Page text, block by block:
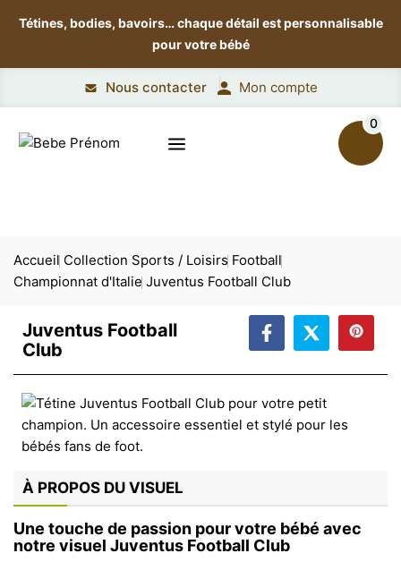
Tétines, bodies, bavoirs…chaque détail est personnalisable
pour votre bébé
Nous contacter Mon compte
0
Accueil Collection Sports / Loisirs Football
Championnat d'Italie Juventus Football Club
Juventus Football
Club
À PROPOS DU VISUEL
Une touche de passion pour votre bébé avec
notre visuel Juventus Football Club